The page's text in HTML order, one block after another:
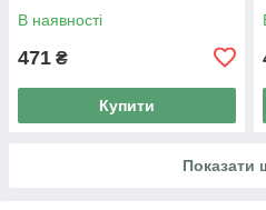
В наявності
471 ₴
Купити
Показати